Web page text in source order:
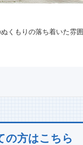
くもりの落ち着いた雰囲
の方はこちら